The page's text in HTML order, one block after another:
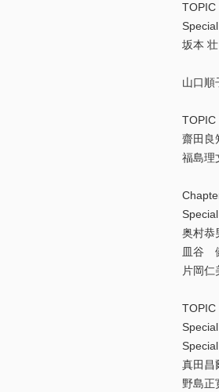
TOPIC
坂本
山口
TOPIC
齋田良
福島理
奥村恭
皿谷
片岡
TOPIC
真田昌
野島正